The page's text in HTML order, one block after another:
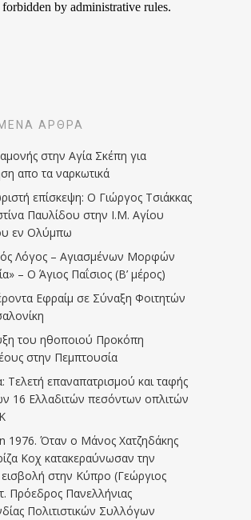
ΆΡΘΡΑ
στην Αγία Σκέπη για
απο τα ναρκωτικά
επίσκεψη: Ο Γιώργος Τσιάκκας
Παυλίδου στην Ι.Μ. Αγίου
εν Ολύμπω
Λόγος – Αγιασμένων Μορφών
– Ο Άγιος Παΐσιος (Β’ μέρος)
Εφραίμ σε Σύναξη Φοιτητών
του ηθοποιού Προκόπη
στην Πεμπτουσία
Τελετή επαναπατρισμού και ταφής
16 Ελλαδιτών πεσόντων οπλιτών
1976. Όταν ο Μάνος Χατζηδάκης
Κοχ κατακεραύνωσαν την
εισβολή στην Κύπρο (Γεώργιος
Πρόεδρος Πανελλήνιας
Πολιτιστικών Συλλόγων